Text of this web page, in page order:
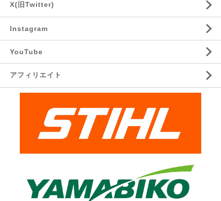
X(旧Twitter)
Instagram
YouTube
アフィリエイト